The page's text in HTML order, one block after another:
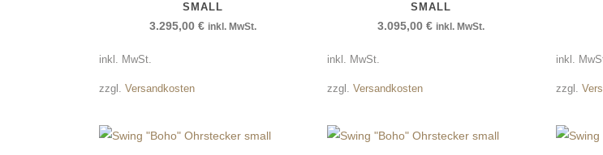
SMALL
3.295,00€ inkl. MwSt.
inkl. MwSt.
zzgl. Versandkosten
SMALL
3.095,00€ inkl. MwSt.
inkl. MwSt.
zzgl.Versandkosten
inkl.
zzgl.